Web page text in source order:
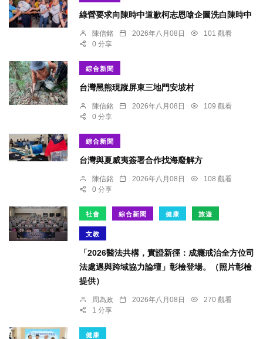
綠營要求向陳時中道歉柯志恩嗆企圖洗白陳時中
陳信銘 2026年八月08日
101 觀看
0 分享
綜合新聞
台灣黑熊現蹤屏東三地門安坡村
陳信銘 2026年八月08日
109 觀看
0 分享
綜合新聞
台灣與夏威夷簽署合作找海廢解方
陳信銘 2026年八月08日
108 觀看
0 分享
社會 綜合新聞 健康 旅遊
文教
「2026醫法共構，實證新徑：成癮戒治全方位司
法處遇與跨域協力論壇」彰檢登場。（照片彰檢
提供）
周為政 2026年八月08日
270 觀看
1 分享
健康